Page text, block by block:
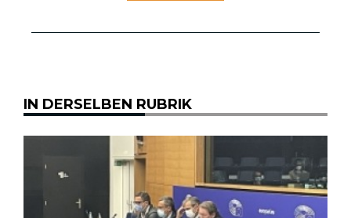
IN DERSELBEN RUBRIK